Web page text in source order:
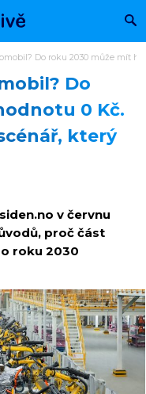
Do roku 2030 může mít
Do
0 Kč.
který
v červnu
proč část
roku 2030